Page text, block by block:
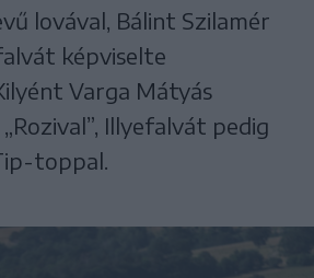
lovával, Bálint Szilamér
képviselte
Varga Mátyás
Illyefalvát pedig
toppal.